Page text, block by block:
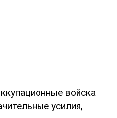
войска
усилия,